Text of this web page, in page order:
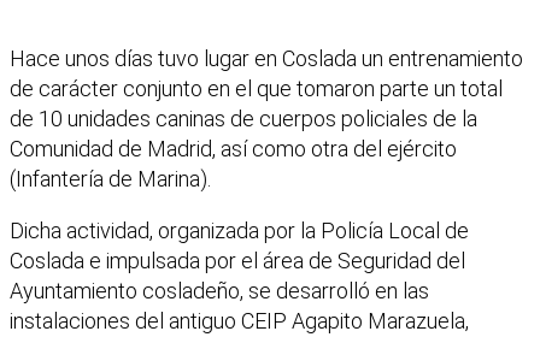
Hace unos días tuvo lugar en Coslada un entrenamiento
de carácter conjunto en el que tomaron parte un total
de 10 unidades caninas de cuerpos policiales de la
Comunidad de Madrid, así como otra del ejército
(Infantería de Marina).
Dicha actividad, organizada por la Policía Local de
Coslada e impulsada por el área de Seguridad del
Ayuntamiento cosladeño, se desarrolló en las
instalaciones del antiguo CEIP Agapito Marazuela,